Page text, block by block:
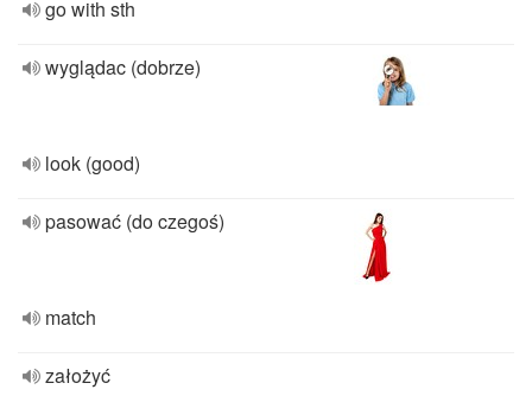
go with sth
wyglądac (dobrze)
look (good)
pasować (do czegoś)
match
założyć